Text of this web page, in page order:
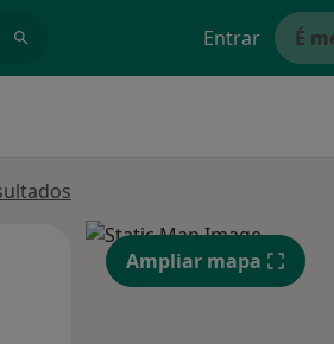
Entrar É
Sex, Sáb,
15 Ago
Ampliar mapa